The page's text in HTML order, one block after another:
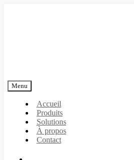
Menu
Accueil
Produits
Solutions
À propos
Contact